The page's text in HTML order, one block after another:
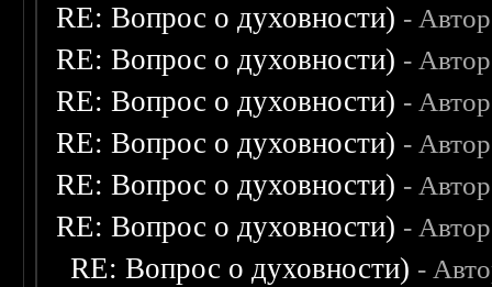
RE: Вопрос о духовности) -
RE: Вопрос о духовности) -
RE: Вопрос о духовности) -
RE: Вопрос о духовности) -
RE: Вопрос о духовности) -
RE: Вопрос о духовности) -
RE: Вопрос о духовности) -